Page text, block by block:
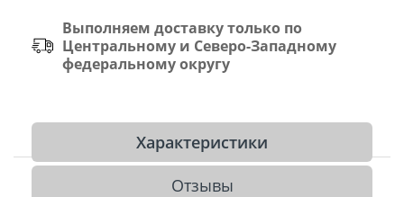
Выполняем доставку только по
Центральному и Северо-Западному
федеральному округу
Характеристики
Отзывы